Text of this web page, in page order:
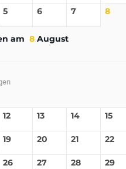
5 6 7 8
am 8August
12 13 14 15
19 20 21 22
26 27 28 29